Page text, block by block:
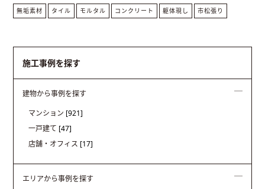
無垢素材 タイル モルタル コンクリート 躯体現し 市松張り
施工事例を探す
建物から事例を探す
マンション [921]
一戸建て [47]
店舗・オフィス [17]
エリアから事例を探す